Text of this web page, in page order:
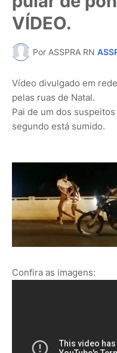
VÍDEO.
Por ASSPRA RN
Vídeo divulgado em
pelas ruas de Natal.
Pai de um dos
segundo está sumido.
Confira as imagens: